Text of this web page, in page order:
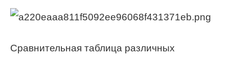
Сравнительная таблица различных